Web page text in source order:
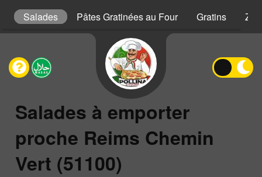
Salades Pâtes Gratinées au Four Gratins
Salades à emporter
proche Reims Chemin
Vert (51100)